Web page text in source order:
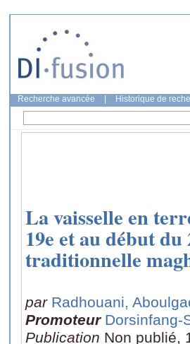
Recherche avancée Historique de
La vaisselle en
19e et au début
traditionnelle
par Radhouani,
Promoteur Dorsinfang-
Publication Non publié,